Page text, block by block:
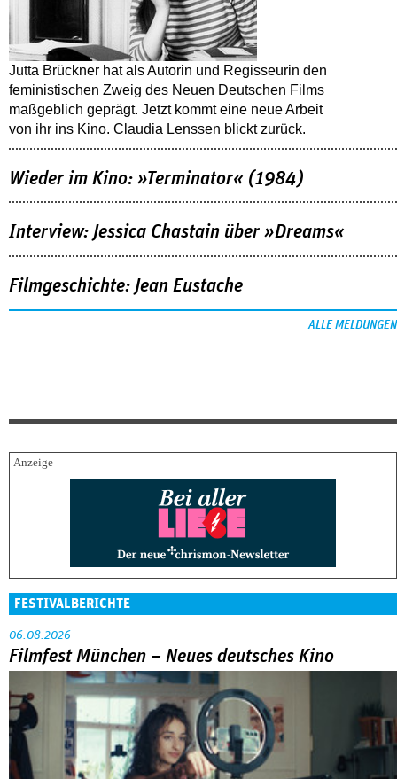
Jutta Brückner hat als Autorin und Regisseurin den
feministischen Zweig des Neuen Deutschen Films
maßgeblich geprägt. Jetzt kommt eine neue Arbeit
von ihr ins Kino. Claudia Lenssen blickt zurück.
Wieder im Kino: »Terminator« (1984)
Interview: Jessica Chastain über »Dreams«
Filmgeschichte: Jean Eustache
ALLE MELDUNGEN
FESTIVALBERICHTE
06.08.2026
Filmfest München – Neues deutsches Kino